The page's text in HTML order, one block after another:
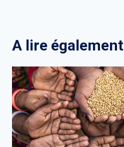
A lire également